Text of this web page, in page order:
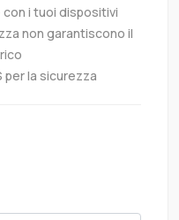
i tuoi dispositivi
non garantiscono il
per la sicurezza